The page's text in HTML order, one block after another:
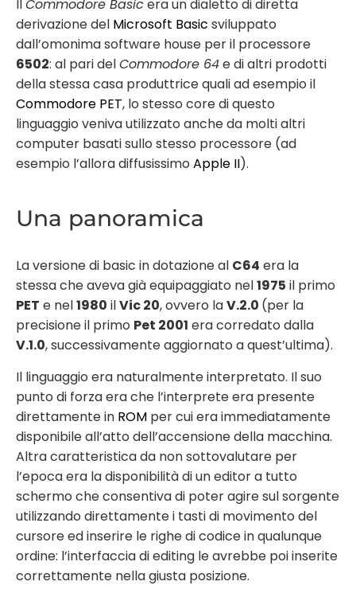
IlCommodore Basicera un dialetto di diretta
derivazione del Microsoft Basic sviluppato
dall’omonima software house per il processore
6502: al pari delCommodore 64e di altri prodotti
della stessa casa produttrice quali ad esempio il
Commodore PET, lo stesso core di questo
linguaggio veniva utilizzato anche da molti altri
computer basati sullo stesso processore (ad
esempio l’allora diffusissimo Apple II).
Una panoramica
La versione di basic in dotazione al C64 era la
stessa che aveva già equipaggiato nel1975 il primo
PET e nel1980 ilVic 20, ovvero laV.2.0 (per la
precisione il primo Pet 2001 era corredato dalla
V.1.0, successivamente aggiornato a quest’ultima).
Il linguaggio era naturalmente interpretato. Il suo
punto di forza era che l’interprete era presente
direttamente in ROM per cui era immediatamente
disponibile all’atto dell’accensione della macchina.
Altra caratteristica da non sottovalutare per
l’epoca era la disponibilità di un editor a tutto
schermo che consentiva di poter agire sul sorgente
utilizzando direttamente i tasti di movimento del
cursore ed inserire le righe di codice in qualunque
ordine: l’interfaccia di editing le avrebbe poi inserite
correttamente nella giusta posizione.